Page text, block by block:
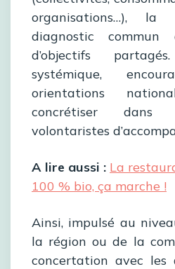
organisations…), la
diagnostic
d’objectifs
systémique,
orientations
concrétiser dans
volontaristes
A lire aussi : La
100 % bio, ça marche !
Ainsi, impulsé au
la région ou de la
concertation avec les